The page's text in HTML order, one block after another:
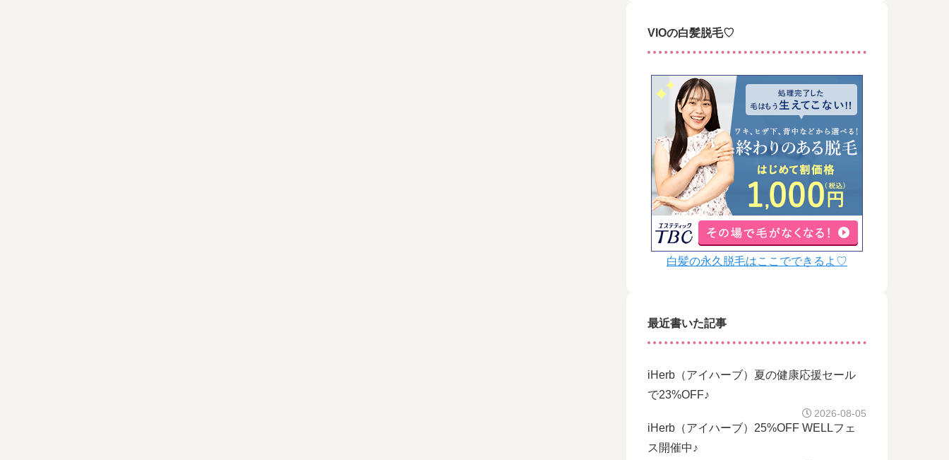
VIOの白髪脱毛♡
白髪の永久脱毛はここでできるよ♡
最近書いた記事
iHerb（アイハーブ）夏の健康応援セール
で23%OFF♪
2026-08-05
iHerb（アイハーブ）25%OFF WELLフェ
ス開催中♪